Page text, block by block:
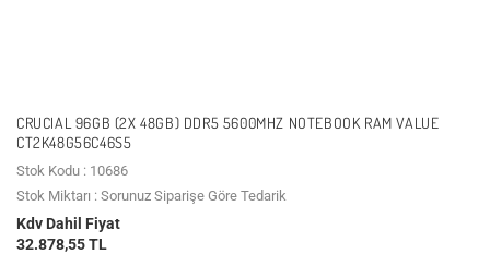
CRUCIAL 96GB (2X 48GB) DDR5 5600MHZ NOTEBOOK RAM VALUE
CT2K48G56C46S5
Stok Kodu : 10686
Stok Miktarı : Sorunuz Siparişe Göre Tedarik
Kdv Dahil Fiyat
32.878,55 TL